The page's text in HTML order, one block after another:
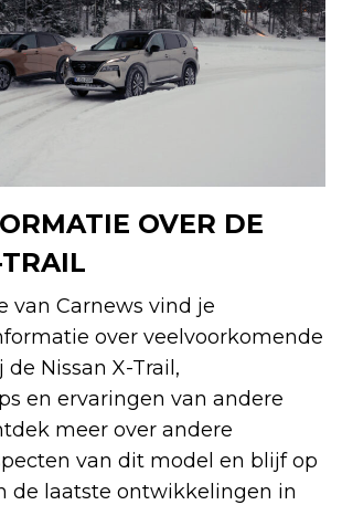
OVER DE
van Carnews vind je
over veelvoorkomende
Nissan X-Trail,
en ervaringen van andere
meer over andere
van dit model en blijf op
de laatste ontwikkelingen in